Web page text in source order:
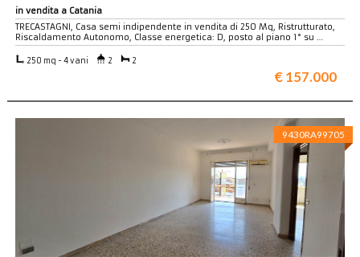
INDIPENDENTE
RISTRUTTURATO
A
TRECASTAGNI
in vendita a Catania
TRECASTAGNI, Casa semi indipendente in vendita di 250 Mq, Ristrutturato,
Riscaldamento Autonomo, Classe energetica: D, posto al piano 1° su …
250 mq - 4 vani 2 2
€ 157.000
9430RA99705